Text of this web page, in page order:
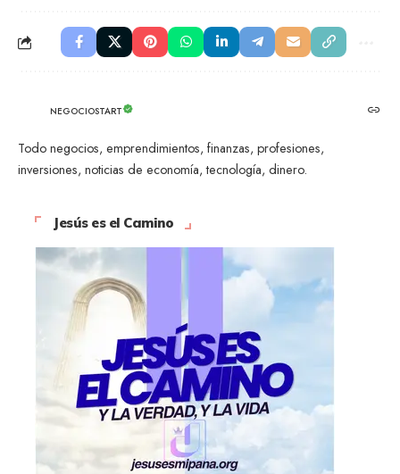
NEGOCIOSTART
Todo negocios, emprendimientos, finanzas, profesiones,
inversiones, noticias de economía, tecnología, dinero.
Jesús es el Camino